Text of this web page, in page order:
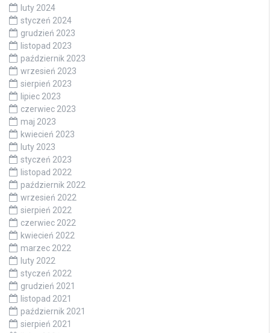
luty 2024
styczeń 2024
grudzień 2023
listopad 2023
październik 2023
wrzesień 2023
sierpień 2023
lipiec 2023
czerwiec 2023
maj 2023
kwiecień 2023
luty 2023
styczeń 2023
listopad 2022
październik 2022
wrzesień 2022
sierpień 2022
czerwiec 2022
kwiecień 2022
marzec 2022
luty 2022
styczeń 2022
grudzień 2021
listopad 2021
październik 2021
sierpień 2021